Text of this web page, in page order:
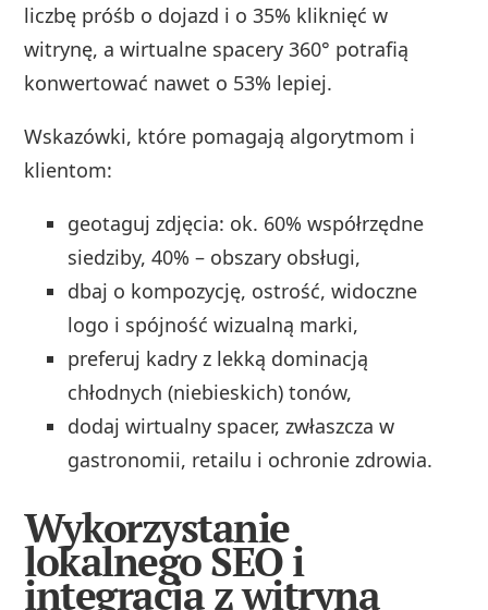
liczbę próśb o dojazd i o 35% kliknięć w
witrynę, a wirtualne spacery 360° potrafią
konwertować nawet o 53% lepiej.
Wskazówki, które pomagają algorytmom i
klientom:
geotaguj zdjęcia: ok. 60% współrzędne
siedziby, 40% – obszary obsługi,
dbaj o kompozycję, ostrość, widoczne
logo i spójność wizualną marki,
preferuj kadry z lekką dominacją
chłodnych (niebieskich) tonów,
dodaj wirtualny spacer, zwłaszcza w
gastronomii, retailu i ochronie zdrowia.
Wykorzystanie
lokalnego SEO i
integracja z witryną